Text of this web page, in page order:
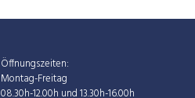
Öffnungszeiten:
Montag-Freitag
08.30h-12.00h und 13.30h-16.00h